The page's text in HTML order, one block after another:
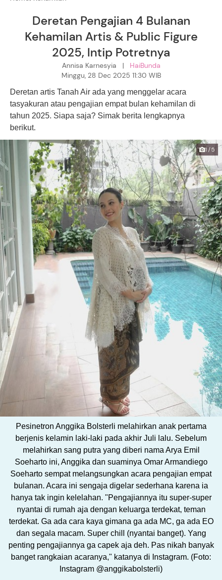
Deretan Pengajian 4 Bulanan
Kehamilan Artis & Public Figure
2025, Intip Potretnya
Annisa Karnesyia | HaiBunda
Minggu, 28 Dec 2025 11:30 WIB
Deretan artis Tanah Air ada yang menggelar acara
tasyakuran atau pengajian empat bulan kehamilan di
tahun 2025. Siapa saja? Simak berita lengkapnya
berikut.
1/5
Pesinetron Anggika Bolsterli melahirkan anak pertama
berjenis kelamin laki-laki pada akhir Juli lalu. Sebelum
melahirkan sang putra yang diberi nama Arya Emil
Soeharto ini, Anggika dan suaminya Omar Armandiego
Soeharto sempat melangsungkan acara pengajian empat
bulanan. Acara ini sengaja digelar sederhana karena ia
hanya tak ingin kelelahan. "Pengajiannya itu super-super
nyantai di rumah aja dengan keluarga terdekat, teman
terdekat. Ga ada cara kaya gimana ga ada MC, ga ada EO
dan segala macam. Super chill (nyantai banget). Yang
penting pengajiannya ga capek aja deh. Pas nikah banyak
banget rangkaian acaranya," katanya di Instagram. (Foto:
Instagram @anggikabolsterli)